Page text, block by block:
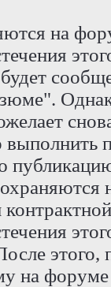
на
выполнить
этого,
на